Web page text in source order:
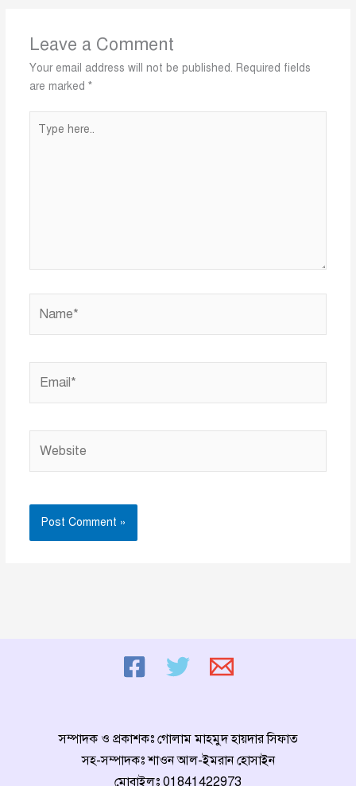
Leave a Comment
Your email address will not be published. Required fields
are marked *
here..
সম্পাদক ও প্রকাশকঃ গোলাম মাহমুদ হায়দার সিফাত
সহ-সম্পাদকঃ শাওন আল-ইমরান হোসাইন
মোবাইলঃ 01841422973